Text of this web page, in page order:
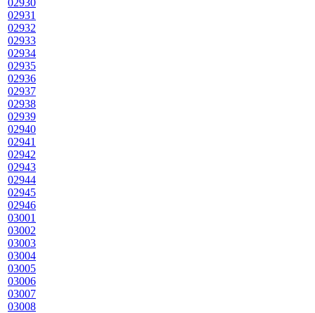
02930
02931
02932
02933
02934
02935
02936
02937
02938
02939
02940
02941
02942
02943
02944
02945
02946
03001
03002
03003
03004
03005
03006
03007
03008